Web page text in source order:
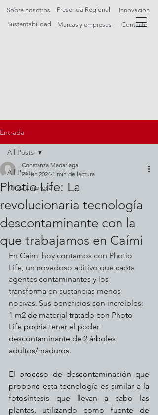
Sobre nosotros Presencia Regional
Innovación
Sustentabilidad
Contacto
Marcas y empresas
Entrada
All Posts
Hitos Empresa
All Posts
Photio Life: La
revolucionaria tecnología
descontaminante con la
que trabajamos en Caími
Constanza Madariaga
24 jun 2024 1 min de lectura
En Caími hoy contamos con Photio
Life, un novedoso aditivo que capta
agentes contaminantes y los
transforma en sustancias menos
nocivas. Sus beneficios son increíbles:
1 m2 de material tratado con Photo
Life podría tener el poder
descontaminante de 2 árboles
adultos/maduros.
El proceso de descontaminación que
propone esta tecnología es similar a la
fotosíntesis que llevan a cabo las
plantas, utilizando como fuente de